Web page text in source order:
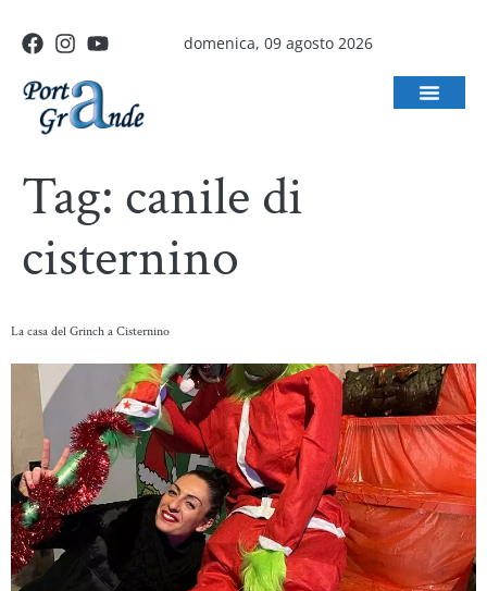
domenica, 09 agosto 2026
Tag: canile di
cisternino
La casa del Grinch a Cisternino